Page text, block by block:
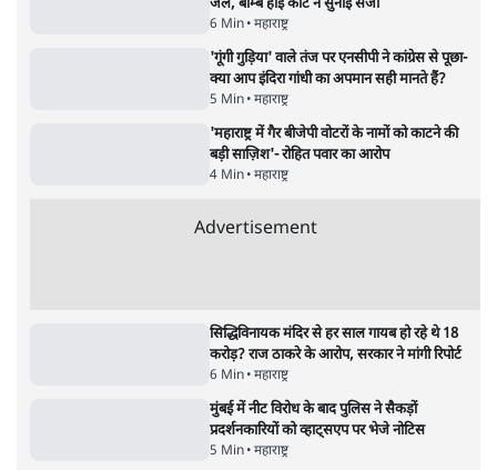
हैंडल बैनः AAP का आरोप
3 Min• नेशनल ब्यूरो
'अमित शाह के संसद में आने पर विचार करे सरकार':
राज्यसभा सभापति ने केंद्र से कहा
5 Min•देश• नेशनल ब्यूरो
11 Min• व्यंग्य/उलटबाँसी• मुकेश कुमार
भागवत बोले- 'जेन ज़ी पर आँख मूंदकर भरोसा,
आंदोलन देश-विरोधी नहीं'; अतुल लिमये बोले थे-
'एंटी नेशनल'